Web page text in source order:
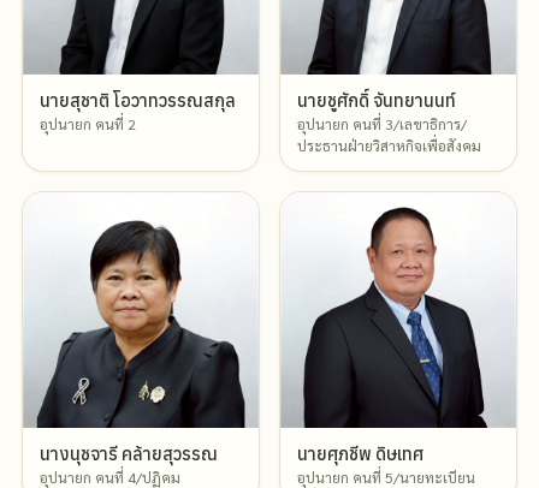
นายสุชาติ โอวาทวรรณสกุล
อุปนายก คนที่ 2
นายชูศักดิ์ จันทยานนท์
อุปนายก คนที่ 3/เลขาธิการ/
ประธานฝ่ายวิสาหกิจเพื่อสังคม
นางนุชจารี คล้ายสุวรรณ
อุปนายก คนที่ 4/ปฏิคม
นายศุภชีพ ดิษเทศ
อุปนายก คนที่ 5/นายทะเบียน